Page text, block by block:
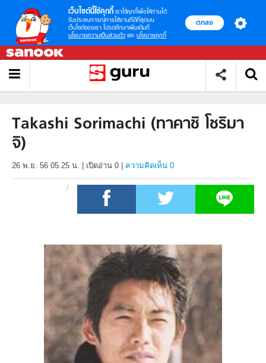
เว็บไซต์นี้ใช้คุกกี้ เราใช้คุกกี้เพื่อให้ท่านได้
รับประสบการณ์การใช้งานที่ดีที่สุดบน
เว็บไซต์ของเรา โปรดศึกษาเพิ่มเติมที่
นโยบายความเป็นส่วนตัว และ นโยบายคุกกี้
ตกลง
Takashi Sorimachi (ทาคาชิ โชริมา
จิ)
26 พ.ย. 56 05.25 น. เปิดอ่าน 0 ความคิดเห็น 0